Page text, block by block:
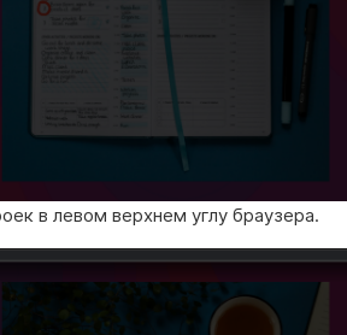
в левом верхнем углу браузера.